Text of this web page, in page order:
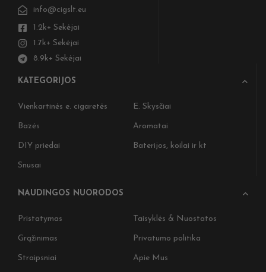
info@cigslt.eu
1.2k+ Sekėjai
1.7k+ Sekėjai
8.9k+ Sekėjai
KATEGORIJOS
Vienkartinės e. cigaretės E. Skysčiai
Bazės Aromatai
DIY priedai Baterijos, koilai ir kt
Snusai
NAUDINGOS NUORODOS
Pristatymas Taisyklės & Nuostatos
Grąžinimas Privatumo politika
Straipsniai Apie Mus
ir gaukite